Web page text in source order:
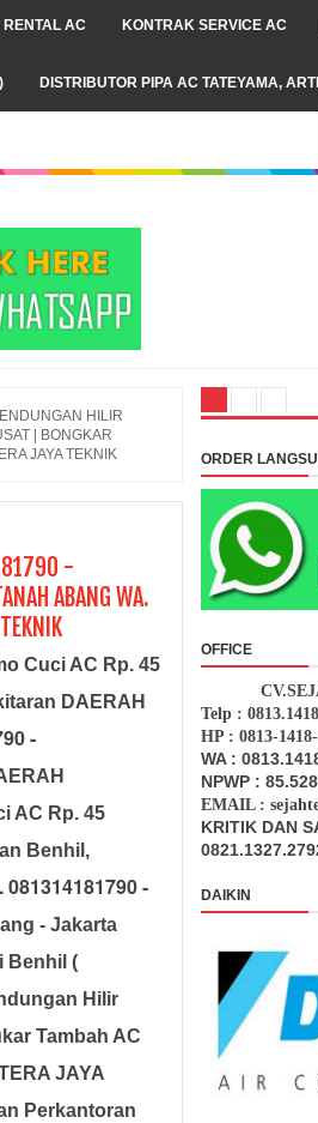
RENTAL AC KONTRAK SERVICE AC
DISTRIBUTOR PIPA AC TATEYAMA,
HILIR
| BONGKAR
JAYA TEKNIK
-
ABANG WA.
Cuci AC Rp. 45
DAERAH
-
AC Rp. 45
Benhil,
081314181790 -
- Jakarta
Benhil (
Hilir
Tambah AC
JAYA
Perkantoran
ORDER
OFFICE
Telp :
HP : 0813-
WA :
NPWP :
EMAIL :
KRITIK DAN
DAIKIN